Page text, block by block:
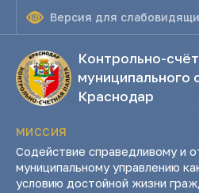
Версия для
Контрольно-
муниципального
Краснодар
МИССИЯ
Содействие справедливому и
муниципальному управлению
условию достойной жизни